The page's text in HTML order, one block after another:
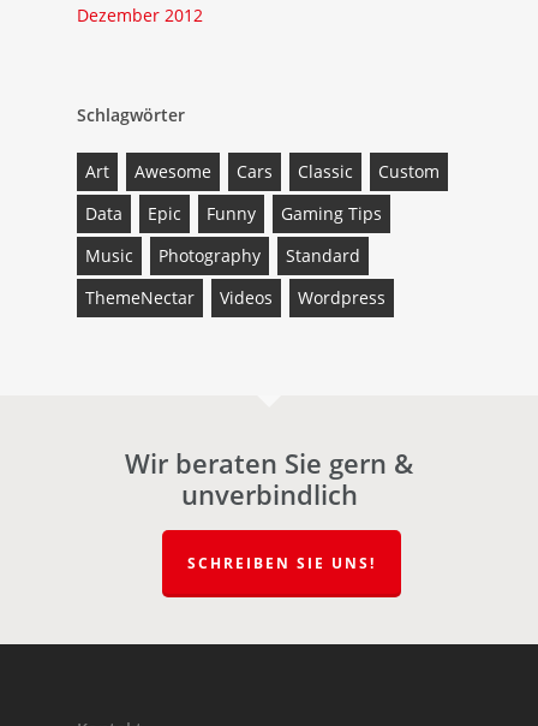
Dezember 2012
Schlagwörter
Art Awesome Cars Classic
Custom
Data
Epic Funny
Gaming Tips
Music
Photography
Standard
ThemeNectar
Videos Wordpress
Wir beraten Sie gern &
unverbindlich
SCHREIBEN SIE UNS!